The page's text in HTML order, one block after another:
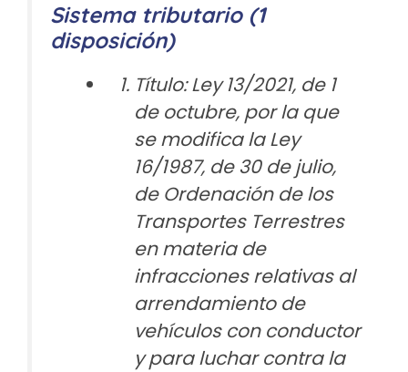
Sistema tributario (1
disposición)
Título: Ley 13/2021, de 1
de octubre, por la que
se modifica la Ley
16/1987, de 30 de julio,
de Ordenación de los
Transportes Terrestres
en materia de
infracciones relativas al
arrendamiento de
vehículos con conductor
y para luchar contra la